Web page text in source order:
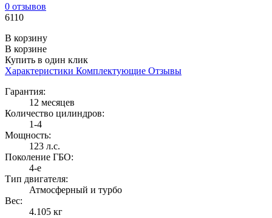
0 отзывов
6110
В корзину
В корзине
Купить в один клик
Характеристики Комплектующие Отзывы
Гарантия:
12 месяцев
Количество цилиндров:
1-4
Мощность:
123 л.с.
Поколение ГБО:
4-е
Тип двигателя:
Атмосферный и турбо
Вес:
4.105 кг